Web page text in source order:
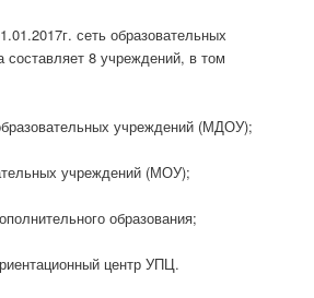
сеть образовательных
составляет 8 учреждений, в том
учреждений (МДОУ);
учреждений (МОУ);
образования;
центр УПЦ.